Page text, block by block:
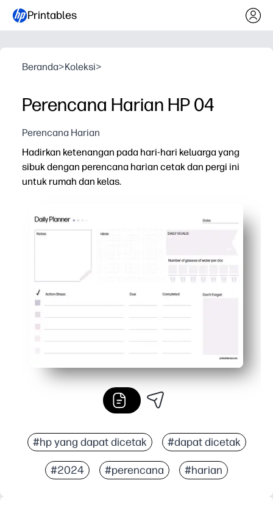
Printables
Beranda>Koleksi>
Perencana Harian HP 04
Perencana Harian
Hadirkan ketenangan pada hari-hari keluarga yang
sibuk dengan perencana harian cetak dan pergi ini
untuk rumah dan kelas.
Daftar periksa ramah anak meningkatkan kemandirian
Mudah diposting atau diarsipkan - masukkan ke
#hp yang dapat dicetak #dapat dicetak
#2024 #perencana #harian